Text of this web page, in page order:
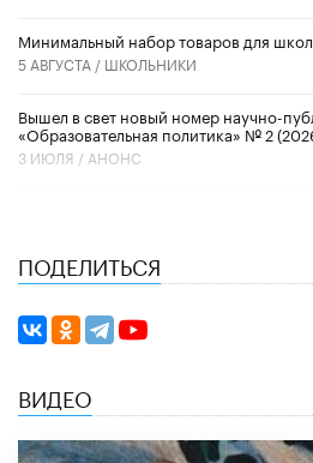
Минимальный набор товаров для
5 АВГУСТА / ШКОЛЬНИКИ
Вышел в свет новый номер научно-
«Образовательная политика» № 2
3 ИЮЛЯ / АНОНС
ПОДЕЛИТЬСЯ
ВИДЕО